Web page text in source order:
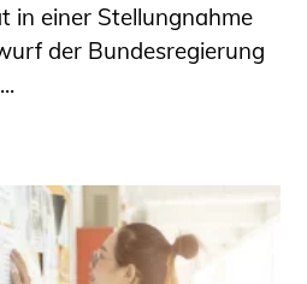
in einer Stellungnahme
der Bundesregierung